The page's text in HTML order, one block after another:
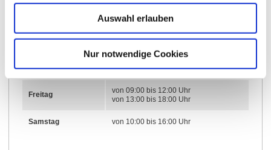
Auswahl erlauben
Nur notwendige Cookies
von 13:00 bis 18:00 Uhr
Mittwoch
von 13:00 bis 18:00 Uhr
von 09:00 bis 12:00 Uhr
von 13:00 bis 18:00 Uhr
Freitag
von 09:00 bis 12:00 Uhr
von 13:00 bis 18:00 Uhr
Samstag von 10:00 bis 16:00 Uhr